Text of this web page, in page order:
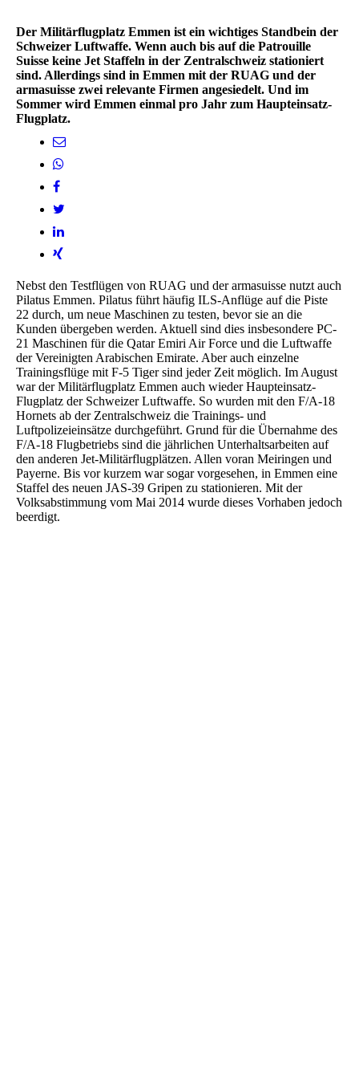
Der Militärflugplatz Emmen ist ein wichtiges Standbein der
Schweizer Luftwaffe. Wenn auch bis auf die Patrouille
Suisse keine Jet Staffeln in der Zentralschweiz stationiert
sind. Allerdings sind in Emmen mit der RUAG und der
armasuisse zwei relevante Firmen angesiedelt. Und im
Sommer wird Emmen einmal pro Jahr zum Haupteinsatz-
Flugplatz.
Nebst den Testflügen von RUAG und der armasuisse nutzt auch
Pilatus Emmen. Pilatus führt häufig ILS-Anflüge auf die Piste
22 durch, um neue Maschinen zu testen, bevor sie an die
Kunden übergeben werden. Aktuell sind dies insbesondere PC-
21 Maschinen für die Qatar Emiri Air Force und die Luftwaffe
der Vereinigten Arabischen Emirate. Aber auch einzelne
Trainingsflüge mit F-5 Tiger sind jeder Zeit möglich. Im August
war der Militärflugplatz Emmen auch wieder Haupteinsatz-
Flugplatz der Schweizer Luftwaffe. So wurden mit den F/A-18
Hornets ab der Zentralschweiz die Trainings- und
Luftpolizeieinsätze durchgeführt. Grund für die Übernahme des
F/A-18 Flugbetriebs sind die jährlichen Unterhaltsarbeiten auf
den anderen Jet-Militärflugplätzen. Allen voran Meiringen und
Payerne. Bis vor kurzem war sogar vorgesehen, in Emmen eine
Staffel des neuen JAS-39 Gripen zu stationieren. Mit der
Volksabstimmung vom Mai 2014 wurde dieses Vorhaben jedoch
beerdigt.